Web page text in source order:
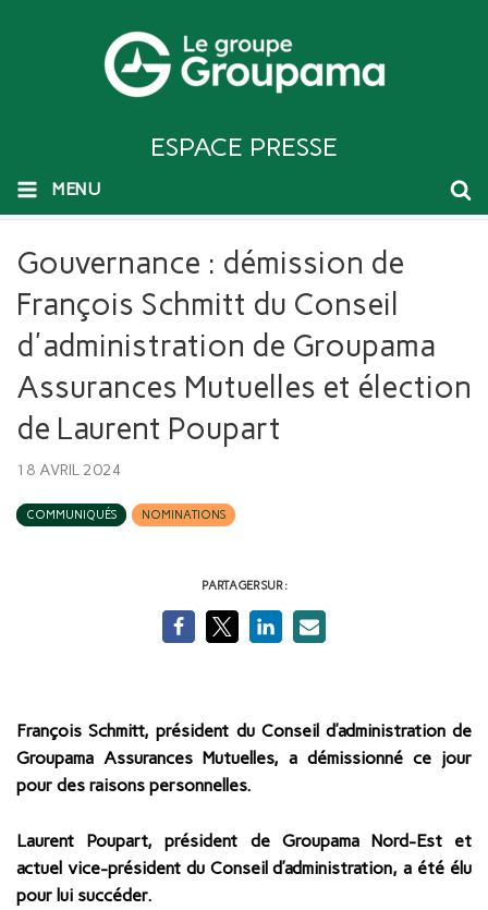
ESPACE PRESSE
MENU
Gouvernance : démission de
François Schmitt du Conseil
d'administration de Groupama
Assurances Mutuelles et élection
de Laurent Poupart
18 AVRIL 2024
COMMUNIQUÉS NOMINATIONS
PARTAGER SUR :
François Schmitt, président du Conseil d’administration de
Groupama Assurances Mutuelles, a démissionné ce jour
pour des raisons personnelles.
Laurent Poupart, président de Groupama Nord-Est et
actuel vice-président du Conseil d’administration, a été élu
pour lui succéder.